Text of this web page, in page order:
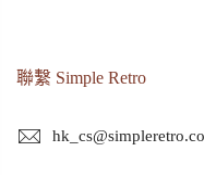
聯繫 Simple Retro